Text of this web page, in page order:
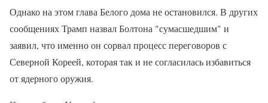
Однако на этом глава Белого дома не остановился. В других
сообщениях Трамп назвал Болтона "сумасшедшим" ​​и
заявил, что именно он сорвал процесс переговоров с
Северной Кореей, которая так и не согласилась избавиться
от ядерного оружия.